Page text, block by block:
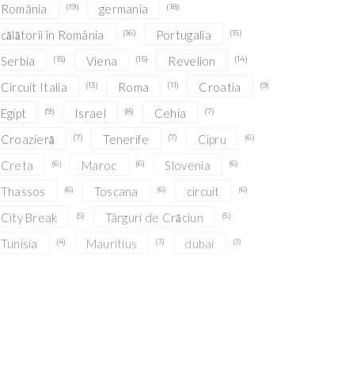
România (19) germania (18)
călătorii în România (16) Portugalia (15)
Serbia (15) Viena (15) Revelion (14)
Circuit Italia (13) Roma (11) Croatia (9)
Egipt (9) Israel (8) Cehia (7)
Croazieră (7) Tenerife (7) Cipru (6)
Creta (6) Maroc (6) Slovenia (6)
Thassos (6) Toscana (6) circuit (6)
City Break (5) Târguri de Crăciun (5)
Tunisia (4) Mauritius (3) dubai (3)